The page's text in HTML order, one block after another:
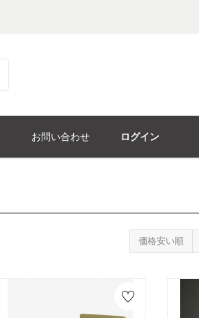
お問い合わせ ログイン
価格安い順